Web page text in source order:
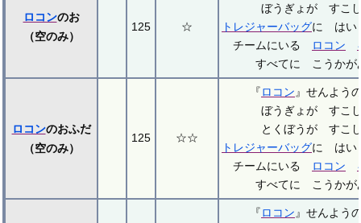
ロコンのお
（空のみ）
125 ☆
ぼうぎょが すこ
トレジャーバッグに はい
チームにいる
ロコン
すべてに こうかが
ロコンのおふだ
（空のみ）
125 ☆☆
『ロコン 』せんよ
ぼうぎょが すこ
とくぼうが すこ
トレジャーバッグに はい
チームにいる
ロコン
すべてに こうかが
『ロコン 』せんよ